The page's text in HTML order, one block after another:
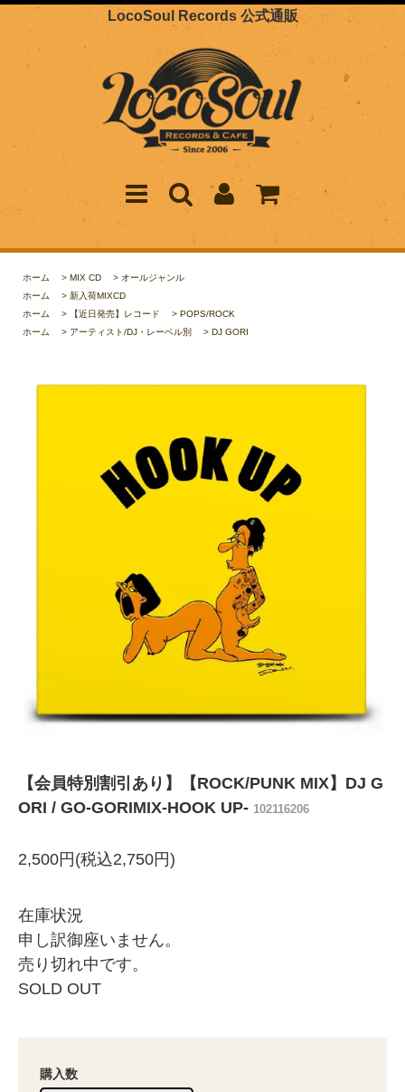
LocoSoul Records 公式通販
ホーム > MIX CD > オールジャンル
ホーム
> 新入荷MIXCD
ホーム
> 【近日発売】レコード > POPS/ROCK
ホーム
> アーティスト/DJ・レーベル別 > DJ GORI
【会員特別割引あり】【ROCK/PUNK MIX】DJ G
ORI / GO-GORIMIX-HOOK UP- 102116206
2,500円(税込2,750円)
在庫状況
申し訳御座いません。
売り切れ中です。
SOLD OUT
購入数